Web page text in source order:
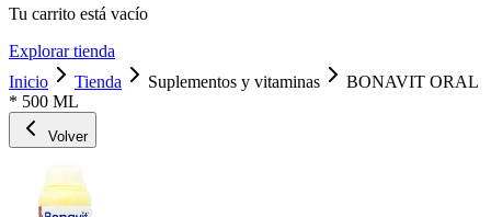
Tu carrito está vacío
Explorar tienda
Inicio
Tienda Suplementos y vitaminas
BONAVIT ORAL
* 500 ML
Volver